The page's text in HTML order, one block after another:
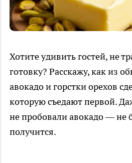
Хотите удивить гостей, не
готовку? Расскажу, как из
авокадо и горстки орехов
которую съедают первой.
не пробовали авокадо — не
получится.